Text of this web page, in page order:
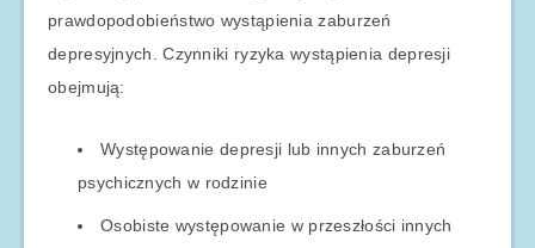
prawdopodobieństwo wystąpienia zaburzeń
depresyjnych. Czynniki ryzyka wystąpienia depresji
obejmują:
Występowanie depresji lub innych zaburzeń
psychicznych w rodzinie
Osobiste występowanie w przeszłości innych